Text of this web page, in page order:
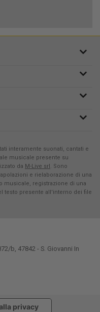
interamente suonati, cantati e
musicale presente su
da M-Live srl . Sono
e rielaborazione di una
musicale, registrazione di una
testo presente all'interno dei file
b, 47842 - S. Giovanni In
privacy